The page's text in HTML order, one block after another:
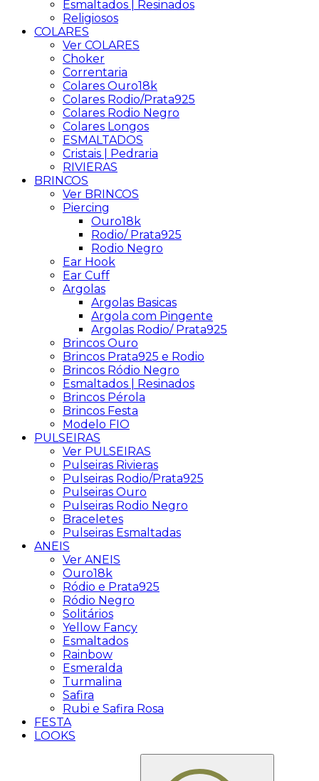
Esmaltados | Resinados
Religiosos
COLARES
Ver COLARES
Choker
Correntaria
Colares Ouro18k
Colares Rodio/Prata925
Colares Rodio Negro
Colares Longos
ESMALTADOS
Cristais | Pedraria
RIVIERAS
BRINCOS
Ver BRINCOS
Piercing
Ouro18k
Rodio/ Prata925
Rodio Negro
Ear Hook
Ear Cuff
Argolas
Argolas Basicas
Argola com Pingente
Argolas Rodio/ Prata925
Brincos Ouro
Brincos Prata925 e Rodio
Brincos Ródio Negro
Esmaltados | Resinados
Brincos Pérola
Brincos Festa
Modelo FIO
PULSEIRAS
Ver PULSEIRAS
Pulseiras Rivieras
Pulseiras Rodio/Prata925
Pulseiras Ouro
Pulseiras Rodio Negro
Braceletes
Pulseiras Esmaltadas
ANEIS
Ver ANEIS
Ouro18k
Ródio e Prata925
Ródio Negro
Solitários
Yellow Fancy
Esmaltados
Rainbow
Esmeralda
Turmalina
Safira
Rubi e Safira Rosa
FESTA
LOOKS